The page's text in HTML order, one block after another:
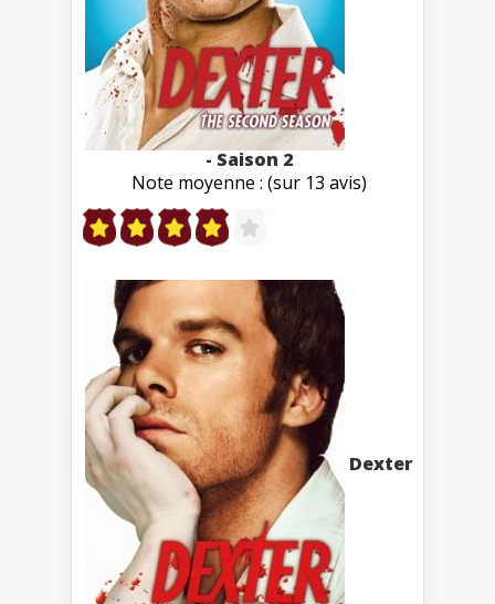
- Saison 2
Note moyenne : (sur 13 avis)
Dexter